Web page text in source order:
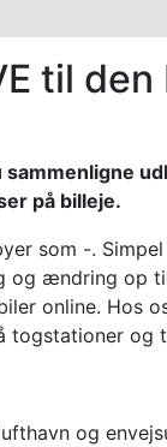
til
på billeje.
som -.
og ændring op
online. Hos
togstationer og
og